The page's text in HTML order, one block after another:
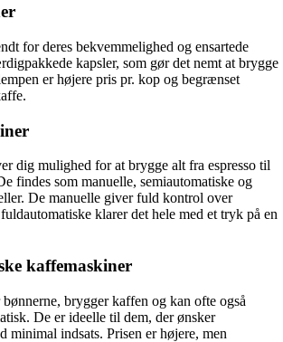
for deres bekvemmelighed og ensartede
kapsler, som gør det nemt at brygge
er højere pris pr. kop og begrænset
dig mulighed for at brygge alt fra espresso til
findes som manuelle, semiautomatiske og
De manuelle giver fuld kontrol over
klarer det hele med et tryk på en
kaffemaskiner
brygger kaffen og kan ofte også
De er ideelle til dem, der ønsker
minimal indsats. Prisen er højere, men